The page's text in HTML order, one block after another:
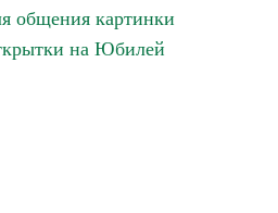
общения картинки
на Юбилей